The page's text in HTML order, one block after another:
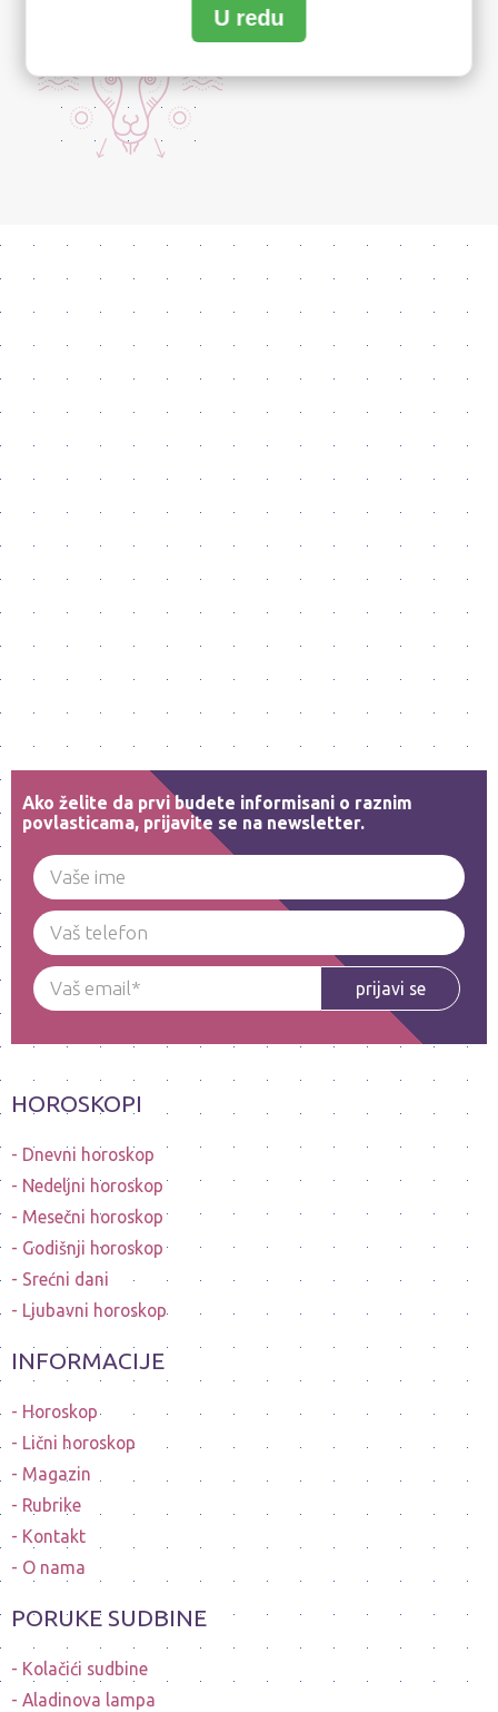
Ako želite da prvi budete informisani o raznim
povlasticama, prijavite se na newsletter.
prijavi se
HOROSKOPI
Dnevni horoskop
Nedeljni horoskop
Mesečni horoskop
Godišnji horoskop
Srećni dani
Ljubavni horoskop
INFORMACIJE
Horoskop
Lični horoskop
Magazin
Rubrike
Kontakt
O nama
PORUKE SUDBINE
Kolačići sudbine
Aladinova lampa
U redu